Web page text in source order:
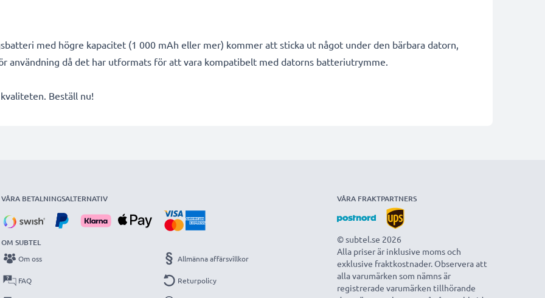
med högre kapacitet (1 000 mAh eller mer) kommer att sticka ut något under den bärbara datorn,
användning då det har utformats för att vara kompatibelt med datorns batteriutrymme.
Beställ nu!
VÅRA BETALNINGSALTERNATIV
OM SUBTEL
Om oss
FAQ
Allmänna affärsvillkor
Returpolicy
VÅRA FRAKTPARTNERS
© subtel.se 2026
Alla priser är inklusive moms och
exklusive fraktkostnader. Observera att
alla varumärken som nämns är
registrerade varumärken tillhörande